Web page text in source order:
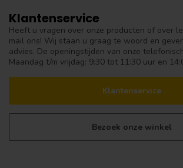
Klantenservice
Heeft u vragen over onze producten of over
mail ons! Wij staan u graag te woord en
advies. De openingstijden van onze
Maandag t/m vrijdag: 9:30 tot 11:30 uur en
Klantenservice
Bezoek onze winkel